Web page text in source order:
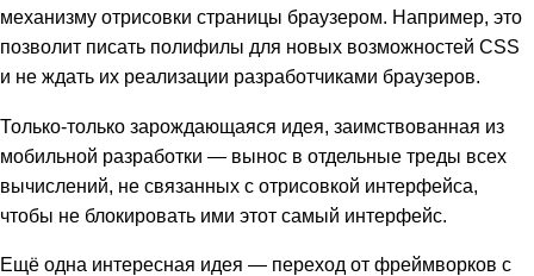
механизму отрисовки страницы браузером. Например, это
позволит писать полифилы для новых возможностей CSS
и не ждать их реализации разработчиками браузеров.
Только-только зарождающаяся идея, заимствованная из
мобильной разработки — вынос в отдельные треды всех
вычислений, не связанных с отрисовкой интерфейса,
чтобы не блокировать ими этот самый интерфейс.
Ещё одна интересная идея — переход от фреймворков с